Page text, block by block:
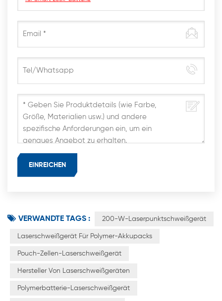
VERWANDTE TAGS : 200-W-Laserpunktschweißgerät
Laserschweißgerät Für Polymer-Akkupacks
Pouch-Zellen-Laserschweißgerät
Hersteller Von Laserschweißgeräten
Polymerbatterie-Laserschweißgerät